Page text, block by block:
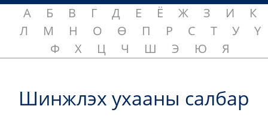
А Б В Г Д Е Ё Ж З И
К
Л
М Н О Ө П Р С Т У
Ү
Ф
Х Ц Ч Ш Э Ю Я
Шинжлэх ухааны салбар